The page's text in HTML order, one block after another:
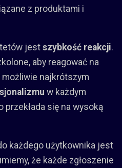
z produktami i
jest szybkość reakcji.
aby reagować na
możliwie najkrótszym
w każdym
się na wysoką
każdego użytkownika jest
że każde zgłoszenie